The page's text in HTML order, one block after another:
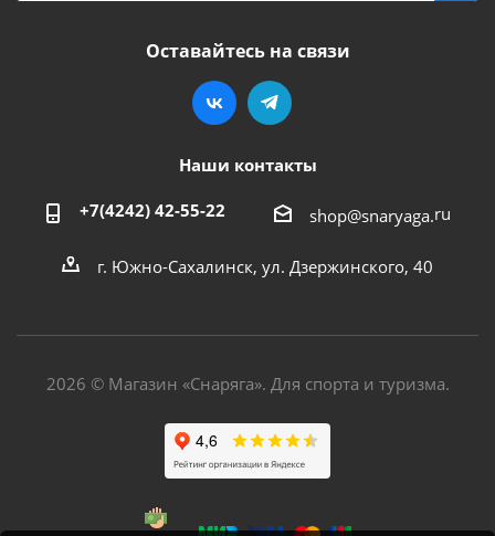
Оставайтесь на связи
Наши контакты
+7(4242) 42-55-22 shop@snaryaga.ru
г. Южно-Сахалинск, ул. Дзержинского, 40
2026 © Магазин «Снаряга». Для спорта и туризма.